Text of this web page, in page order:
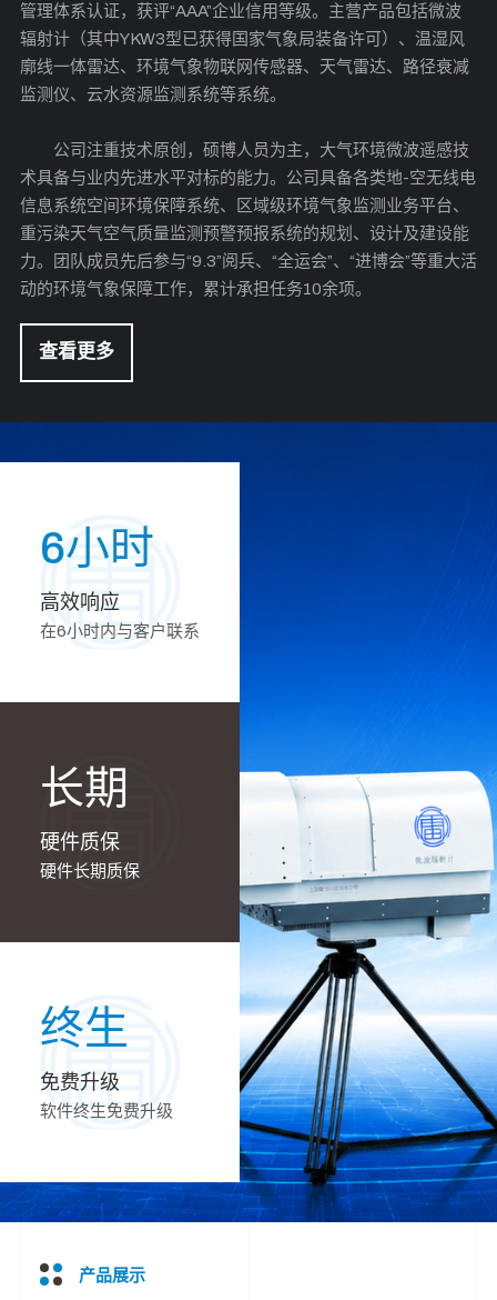
管理体系认证，获评“AAA”企业信用等级。主营产品包括微波
辐射计（其中YKW3型已获得国家气象局装备许可）、温湿风
廓线一体雷达、环境气象物联网传感器、天气雷达、路径衰减
监测仪、云水资源监测系统等系统。
公司注重技术原创，硕博人员为主，大气环境微波遥感技
术具备与业内先进水平对标的能力。公司具备各类地-空无线电
信息系统空间环境保障系统、区域级环境气象监测业务平台、
重污染天气空气质量监测预警预报系统的规划、设计及建设能
力。团队成员先后参与“9.3”阅兵、“全运会”、“进博会”等重大活
动的环境气象保障工作，累计承担任务10余项。
查看更多
6小时
高效响应
在6小时内与客户联系
长期
硬件质保
硬件长期质保
终生
免费升级
软件终生免费升级
产品展示